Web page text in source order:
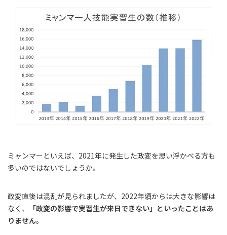
ミャンマーといえば、2021年に発生した政変を思い浮かべる方も
多いのではないでしょうか。
政変直後は混乱が見られましたが、2022年頃からは大きな影響は
なく、
「政変の影響で実習生が来日できない」といったことはあ
りません。